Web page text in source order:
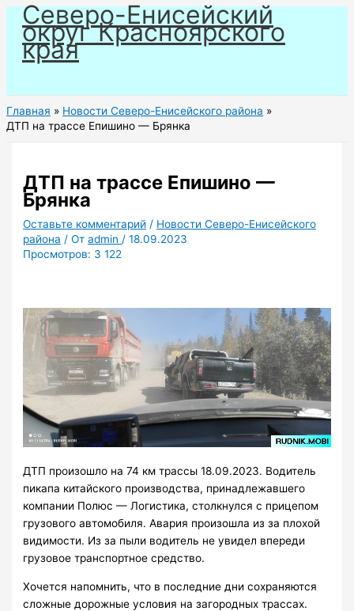
Перейти
содержимому
Северо-Енисейский
округ Красноярского
края
Главная
Новости Северо-Енисейского района
ДТП на трассе Епишино — Брянка
ДТП на трассе Епишино —
Брянка
Оставьте комментарий / Новости Северо-Енисейского
района / Отadmin /18.09.2023
Просмотров: 3 122
ДТП произошло на 74 км трассы 18.09.2023. Водитель
пикапа китайского производства, принадлежавшего
компании Полюс — Логистика, столкнулся с прицепом
грузового автомобиля. Авария произошла из за плохой
видимости. Из за пыли водитель не увидел впереди
грузовое транспортное средство.
Хочется напомнить, что в последние дни сохраняются
сложные дорожные условия на загородных трассах.